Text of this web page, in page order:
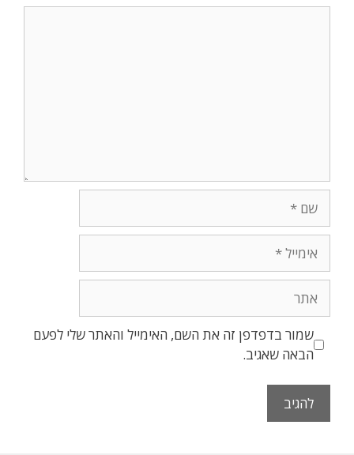
שמור בדפדפן זה את השם, האימייל והאתר שלי לפעם
הבאה שאגיב.